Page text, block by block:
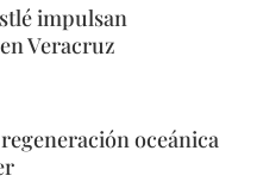
impulsan
Veracruz
oceánica